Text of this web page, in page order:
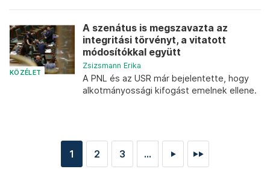
KÖZÉLET
A szenátus is megszavazta az
integritási törvényt, a vitatott
módosítókkal együtt
Zsizsmann Erika
A PNL és az USR már bejelentette, hogy
alkotmányossági kifogást emelnek ellene.
1 2 3 ... ► ►►